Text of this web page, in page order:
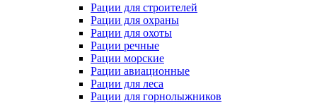
Рации для строителей
Рации для охраны
Рации для охоты
Рации речные
Рации морские
Рации авиационные
Рации для леса
Рации для горнолыжников